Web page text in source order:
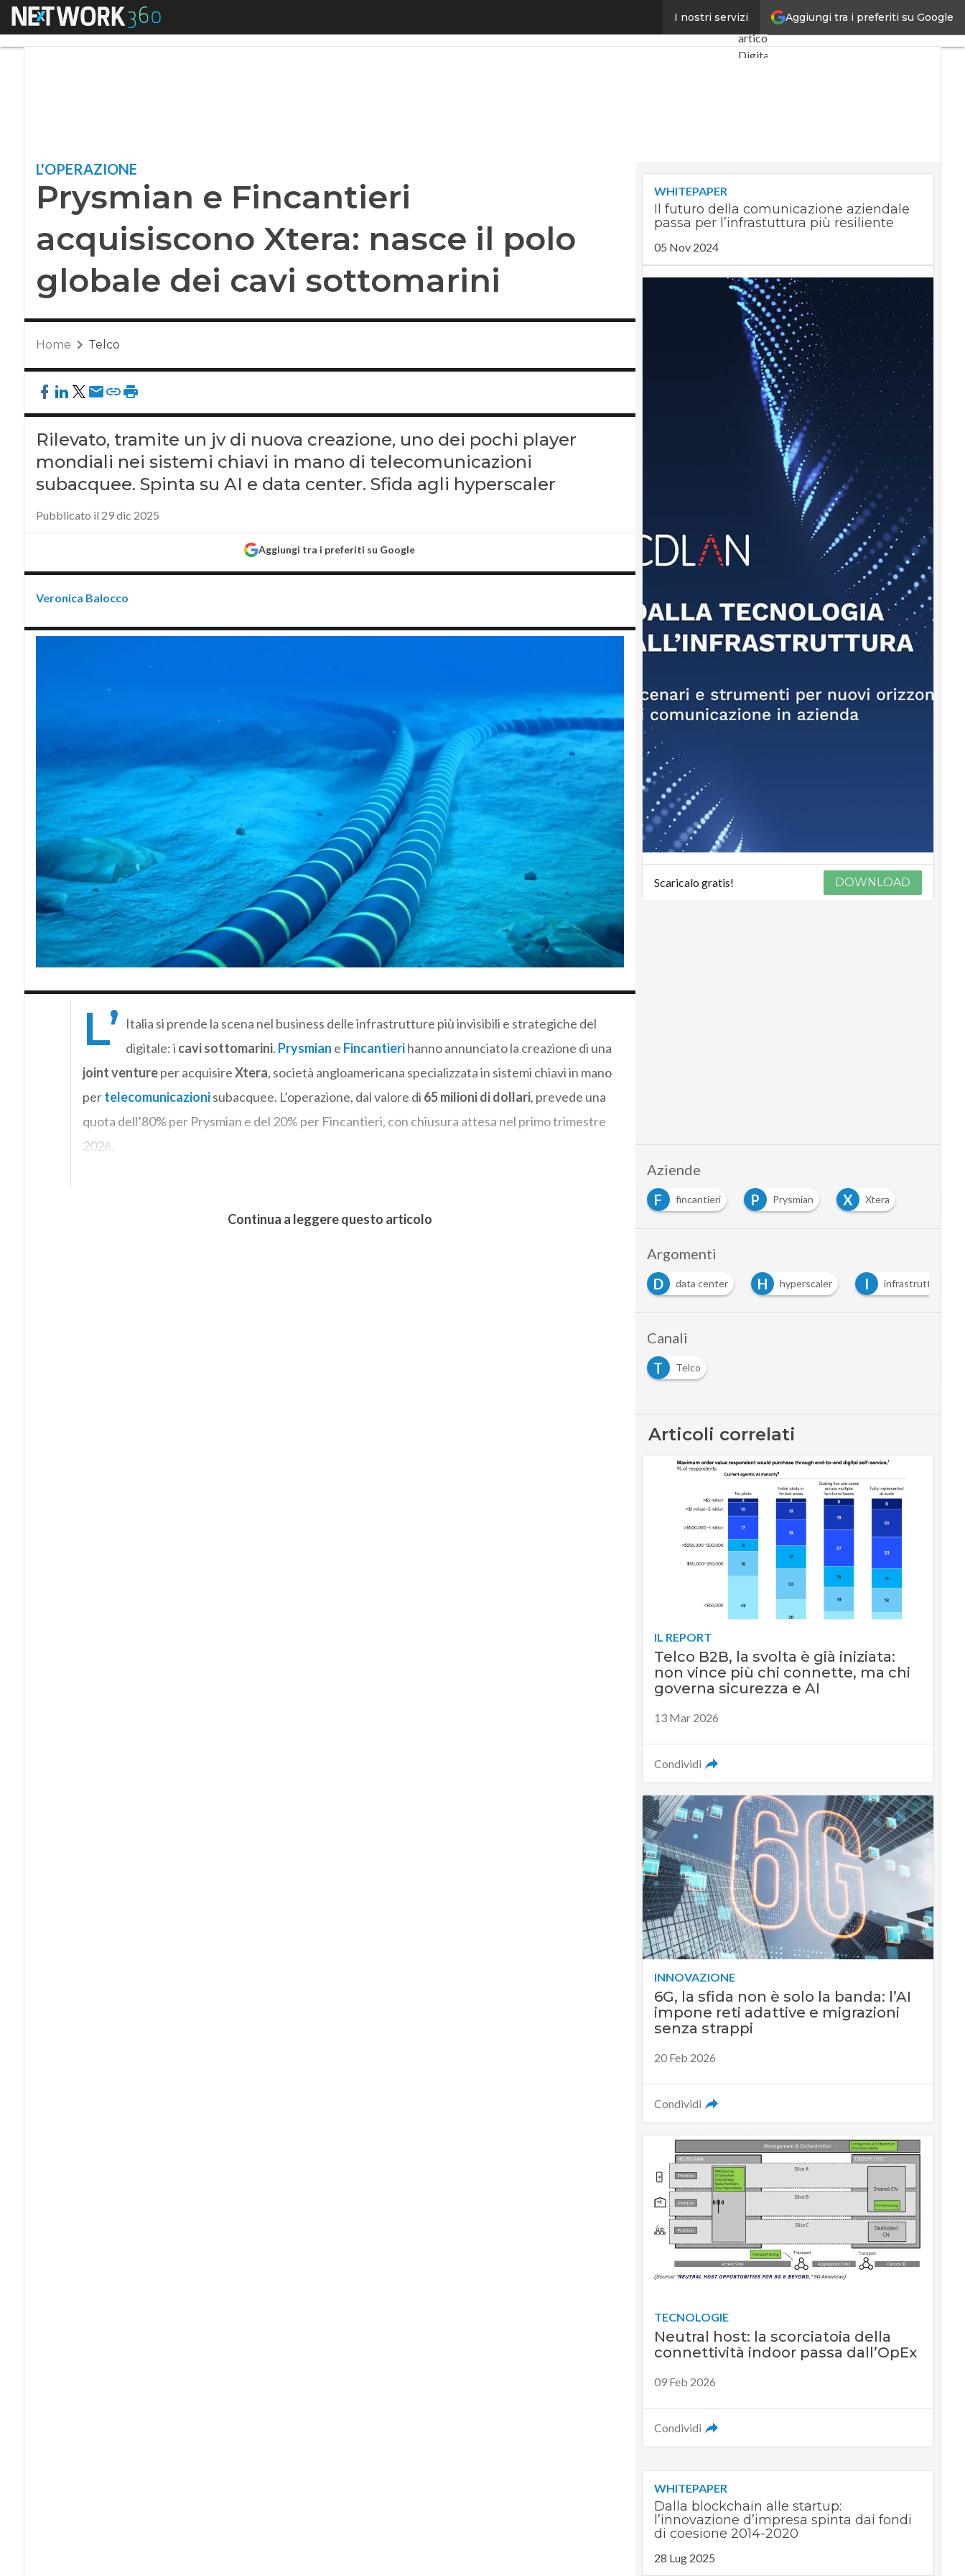
Aggiungi tra i preferiti su Google
I nostri servizi
Menu Prysmian e Fincantieri acquisiscono Xtera: nasce il polo globale dei cavi sottomariniUltimi
articoli
Digital
Digitale
economy
Intelligenza
Videointerviste
Le
Guide di
CorCom
Podcast
Privacy
L'OPERAZIONE
Prysmian e Fincantieri
acquisiscono Xtera: nasce il polo
globale dei cavi sottomarini
Home Telco
Rilevato, tramite un jv di nuova creazione, uno dei pochi player
mondiali nei sistemi chiavi in mano di telecomunicazioni
subacquee. Spinta su AI e data center. Sfida agli hyperscaler
Pubblicato il 29 dic 2025
Aggiungi tra i preferiti su Google
Veronica Balocco
L’ Italia si prende la scena nel business delle infrastrutture più invisibili e strategiche del
digitale: i cavi sottomarini. Prysmian e Fincantierihanno annunciato la creazione di una
joint ventureper acquisireXtera, società angloamericana specializzata in sistemi chiavi in mano
pertelecomunicazionisubacquee. L’operazione, dal valore di 65 milioni di dollari, prevede una
quota dell’80% per Prysmian e del 20% per Fincantieri, con chiusura attesa nel primo trimestre
2026.
Continua a leggere questo articolo
WHITEPAPER
Il futuro della comunicazione aziendale
passa per l’infrastuttura più resiliente
05 Nov 2024
Scaricalo gratis! DOWNLOAD
Aziende
F
fincantieri P Prysmian X Xtera
Argomenti
D data center H hyperscaler I infrastrutture Tlc
Canali
T
Telco
Articoli correlati
IL REPORT
Telco B2B, la svolta è già iniziata:
non vince più chi connette, ma chi
governa sicurezza e AI
13 Mar 2026
Condividi
INNOVAZIONE
6G, la sfida non è solo la banda: l’AI
impone reti adattive e migrazioni
senza strappi
20 Feb 2026
Condividi
TECNOLOGIE
Neutral host: la scorciatoia della
connettività indoor passa dall’OpEx
09 Feb 2026
Condividi
WHITEPAPER
Dalla blockchain alle startup:
l’innovazione d’impresa spinta dai fondi
di coesione 2014-2020
28 Lug 2025